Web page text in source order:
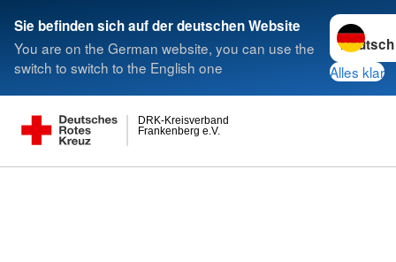
Sie befinden sich auf der deutschen Website
You are on the German website, you can use the
switch to switch to the English one
Sprache
Alles klar
Frankenberg e.V.
DRK-Kreisverband